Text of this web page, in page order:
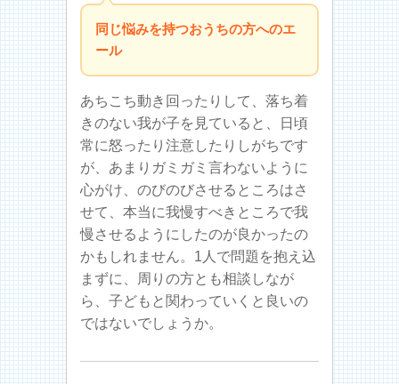
同じ悩みを持つおうちの方へのエ
ール
あちこち動き回ったりして、落ち着
きのない我が子を見ていると、日頃
常に怒ったり注意したりしがちです
が、あまりガミガミ言わないように
心がけ、のびのびさせるところはさ
せて、本当に我慢すべきところで我
慢させるようにしたのが良かったの
かもしれません。1人で問題を抱え込
まずに、周りの方とも相談しなが
ら、子どもと関わっていくと良いの
ではないでしょうか。